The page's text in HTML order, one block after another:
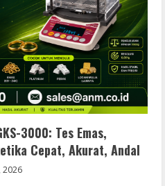
3000: Tes Emas,
Cepat, Akurat, Andal
2026